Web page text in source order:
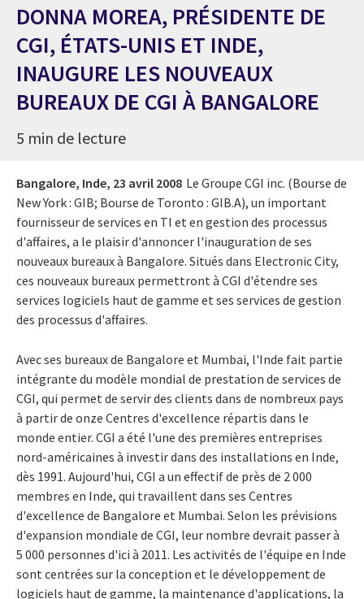
DONNA MOREA, PRÉSIDENTE DE
CGI, ÉTATS-UNIS ET INDE,
INAUGURE LES NOUVEAUX
BUREAUX DE CGI À BANGALORE
5 min de lecture
Bangalore, Inde, 23 avril 2008 Le Groupe CGI inc. (Bourse de
New York : GIB; Bourse de Toronto : GIB.A), un important
fournisseur de services en TI et en gestion des processus
d'affaires, a le plaisir d'annoncer l'inauguration de ses
nouveaux bureaux à Bangalore. Situés dans Electronic City,
ces nouveaux bureaux permettront à CGI d'étendre ses
services logiciels haut de gamme et ses services de gestion
des processus d'affaires.
Avec ses bureaux de Bangalore et Mumbai, l'Inde fait partie
intégrante du modèle mondial de prestation de services de
CGI, qui permet de servir des clients dans de nombreux pays
à partir de onze Centres d'excellence répartis dans le
monde entier. CGI a été l'une des premières entreprises
nord-américaines à investir dans des installations en Inde,
dès 1991. Aujourd'hui, CGI a un effectif de près de 2 000
membres en Inde, qui travaillent dans ses Centres
d'excellence de Bangalore et Mumbai. Selon les prévisions
d'expansion mondiale de CGI, leur nombre devrait passer à
5 000 personnes d'ici à 2011. Les activités de l'équipe en Inde
sont centrées sur la conception et le développement de
logiciels haut de gamme, la maintenance d'applications, la